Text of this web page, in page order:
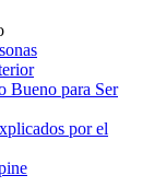
Bueno para Ser
por el